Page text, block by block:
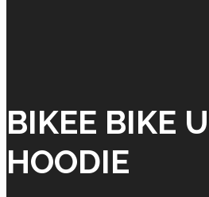
BIKEE BIKE
HOODIE